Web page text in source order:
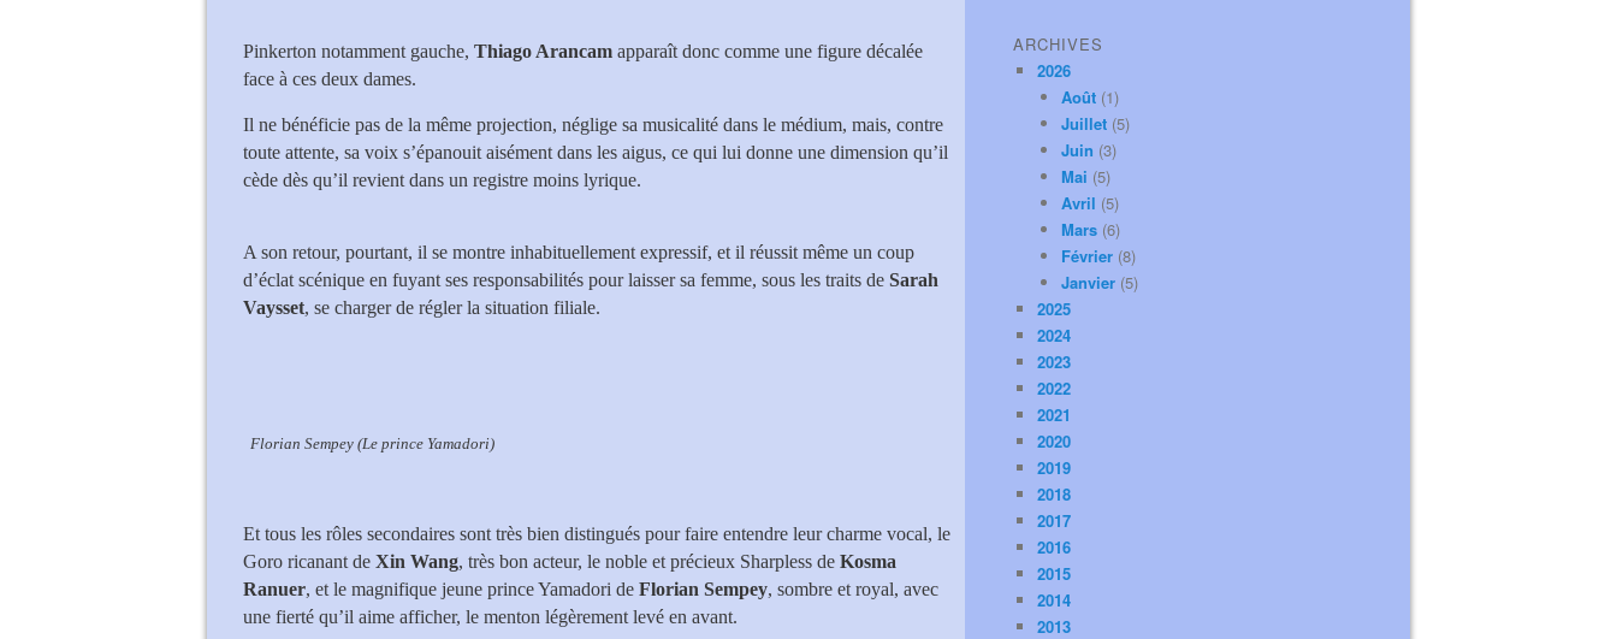
Pinkerton notamment gauche, Thiago Arancam apparaît donc comme une figure décalée
face à ces deux dames.
Il ne bénéficie pas de la même projection, néglige sa musicalité dans le médium, mais, contre
toute attente, sa voix s’épanouit aisément dans les aigus, ce qui lui donne une dimension qu’il
cède dès qu’il revient dans un registre moins lyrique.
A son retour, pourtant, il se montre inhabituellement expressif, et il réussit même un coup
d’éclat scénique en fuyant ses responsabilités pour laisser sa femme, sous les traits de Sarah
Vaysset, se charger de régler la situation filiale.
Florian Sempey (Le prince Yamadori)
Et tous les rôles secondaires sont très bien distingués pour faire entendre leur charme vocal, le
Goro ricanant de Xin Wang, très bon acteur, le noble et précieux Sharpless de Kosma
Ranuer, et le magnifique jeune prince Yamadori de Florian Sempey, sombre et royal, avec
une fierté qu’il aime afficher, le menton légèrement levé en avant.
ARCHIVES
2026
Août (1)
Juillet (5)
Juin (3)
Mai (5)
Avril (5)
Mars (6)
Février (8)
Janvier (5)
2025
2024
2023
2022
2021
2020
2019
2018
2017
2016
2015
2014
2013